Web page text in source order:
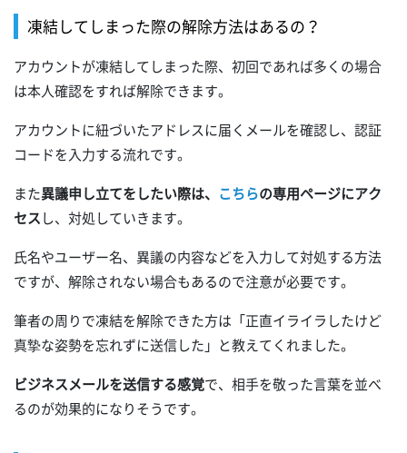
凍結してしまった際の解除方法はあるの？
アカウントが凍結してしまった際、初回であれば多くの場合
は本人確認をすれば解除できます。
アカウントに紐づいたアドレスに届くメールを確認し、認証
コードを入力する流れです。
また異議申し立てをしたい際は、 こちらの専用ページにアク
セスし、対処していきます。
氏名やユーザー名、異議の内容などを入力して対処する方法
ですが、解除されない場合もあるので注意が必要です。
筆者の周りで凍結を解除できた方は「正直イライラしたけど
真摯な姿勢を忘れずに送信した」と教えてくれました。
ビジネスメールを送信する感覚で、相手を敬った言葉を並べ
るのが効果的になりそうです。